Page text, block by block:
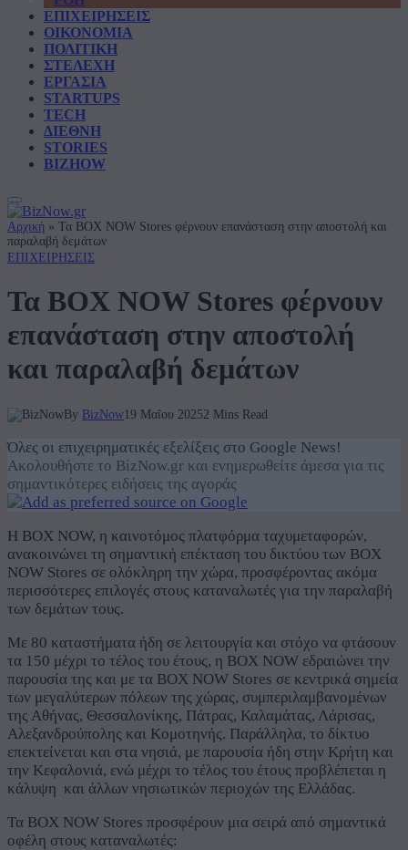
ΕΠΙΧΕΙΡΗΣΕΙΣ
ΟΙΚΟΝΟΜΙΑ
ΠΟΛΙΤΙΚΗ
ΣΤΕΛΕΧΗ
ΕΡΓΑΣΙΑ
STARTUPS
TECH
ΔΙΕΘΝΗ
STORIES
BIZHOW
Αρχική » Τα BOX NOW Stores φέρνουν επανάσταση στην αποστολή και
παραλαβή δεμάτων
ΕΠΙΧΕΙΡΗΣΕΙΣ
Τα BOX NOW Stores φέρνουν
επανάσταση στην αποστολή
και παραλαβή δεμάτων
By BizNow19 Μαΐου 20252 Mins Read
Όλες οι επιχειρηματικές εξελίξεις στο Google News!
Ακολουθήστε το BizNow.gr και ενημερωθείτε άμεσα για τις
σημαντικότερες ειδήσεις της αγοράς
Η BOX NOW, η καινοτόμος πλατφόρμα ταχυμεταφορών,
ανακοινώνει τη σημαντική επέκταση του δικτύου των BOX
NOW Stores σε ολόκληρη την χώρα, προσφέροντας ακόμα
περισσότερες επιλογές στους καταναλωτές για την παραλαβή
των δεμάτων τους.
Με 80 καταστήματα ήδη σε λειτουργία και στόχο να φτάσουν
τα 150 μέχρι το τέλος του έτους, η BOX NOW εδραιώνει την
παρουσία της και με τα BOX NOW Stores σε κεντρικά σημεία
των μεγαλύτερων πόλεων της χώρας, συμπεριλαμβανομένων
της Αθήνας, Θεσσαλονίκης, Πάτρας, Καλαμάτας, Λάρισας,
Αλεξανδρούπολης και Κομοτηνής. Παράλληλα, το δίκτυο
επεκτείνεται και στα νησιά, με παρουσία ήδη στην Κρήτη και
την Κεφαλονιά, ενώ μέχρι το τέλος του έτους προβλέπεται η
κάλυψη και άλλων νησιωτικών περιοχών της Ελλάδας.
Τα BOX NOW Stores προσφέρουν μια σειρά από σημαντικά
οφέλη στους καταναλωτές: